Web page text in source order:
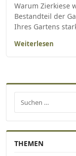
Warum Zierkiese
Bestandteil der
Ihres Gartens
Weiterlesen
THEMEN